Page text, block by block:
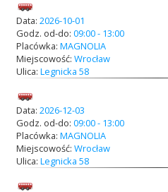
Data: 2026-10-01
Godz. od-do: 09:00 - 13:00
Placówka: MAGNOLIA
Miejscowość: Wrocław
Ulica: Legnicka 58
Data: 2026-12-03
Godz. od-do: 09:00 - 13:00
Placówka: MAGNOLIA
Miejscowość: Wrocław
Ulica: Legnicka 58